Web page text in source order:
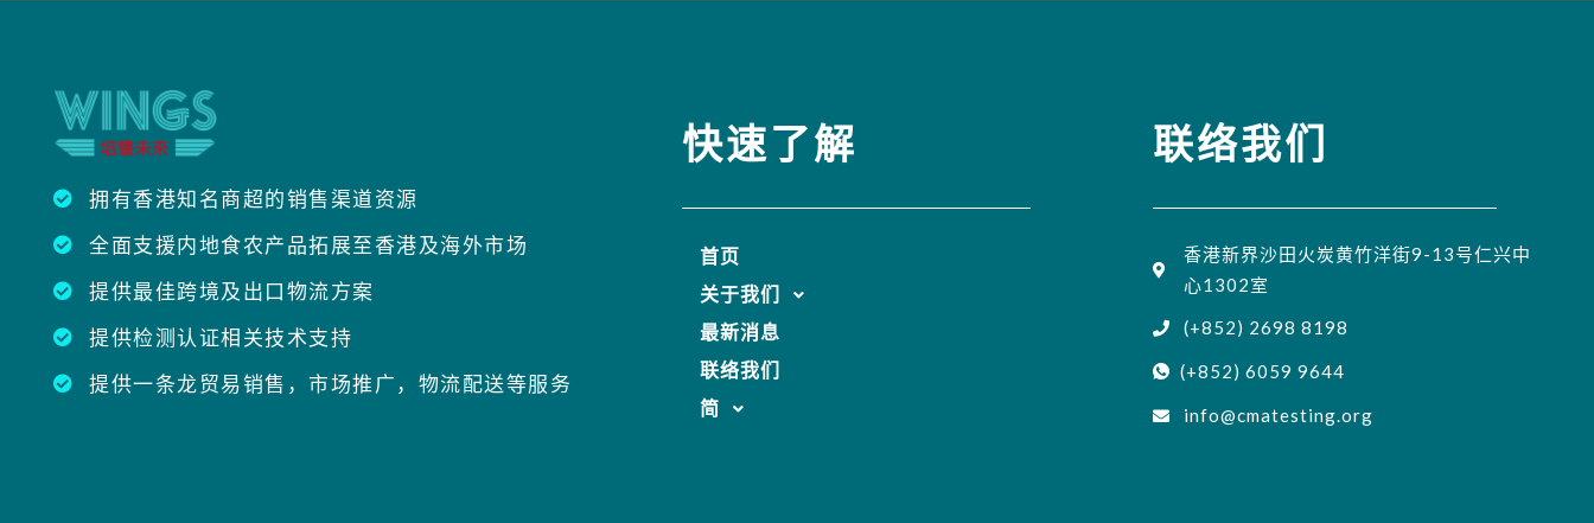
拥有香港知名商超的销售渠道资源
全面支援内地食农产品拓展至香港及海外市场
提供最佳跨境及出口物流方案
提供检测认证相关技术支持
提供一条龙贸易销售，市场推广，物流配送等服务
快速了解
首页
关于我们
最新消息
联络我们
简
联络我们
香港新界沙田火炭黄竹洋街9-13号仁兴中
心1302室
(+852) 2698 8198
(+852) 6059 9644
info@cmatesting.org